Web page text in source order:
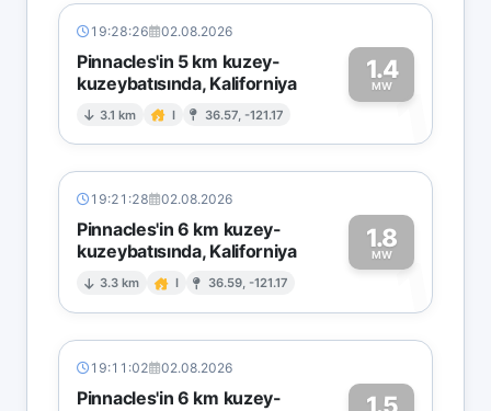
19:28:26 02.08.2026
Pinnacles'in 5 km kuzey-
kuzeybatısında, Kaliforniya
3.1 km I 36.57, -121.17
1.4
MW1
19:21:28 02.08.2026
Pinnacles'in 6 km kuzey-
kuzeybatısında, Kaliforniya
3.3 km I 36.59, -121.17
1.8
MW1
19:11:02 02.08.2026
Pinnacles'in 6 km kuzey-